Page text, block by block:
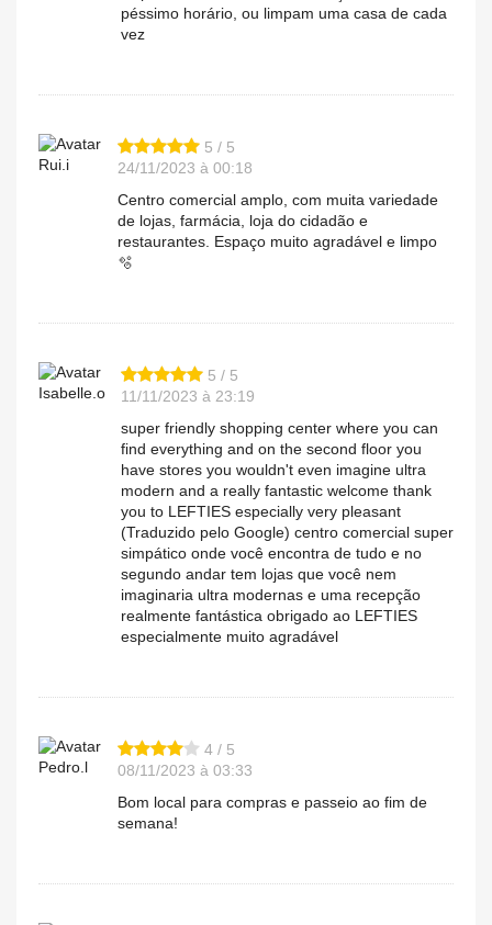
péssimo horário, ou limpam uma casa de cada
vez
Rui.i
5 / 5
24/11/2023 à 00:18
Centro comercial amplo, com muita variedade
de lojas, farmácia, loja do cidadão e
restaurantes. Espaço muito agradável e limpo
🫧
Isabelle.o
5 / 5
11/11/2023 à 23:19
super friendly shopping center where you can
find everything and on the second floor you
have stores you wouldn't even imagine ultra
modern and a really fantastic welcome thank
you to LEFTIES especially very pleasant
(Traduzido pelo Google) centro comercial super
simpático onde você encontra de tudo e no
segundo andar tem lojas que você nem
imaginaria ultra modernas e uma recepção
realmente fantástica obrigado ao LEFTIES
especialmente muito agradável
Pedro.l
4 / 5
08/11/2023 à 03:33
Bom local para compras e passeio ao fim de
semana!